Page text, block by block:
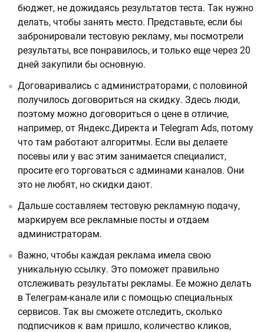
бюджет, не дожидаясь результатов теста. Так нужно
делать, чтобы занять место. Представьте, если бы
забронировали тестовую рекламу, мы посмотрели
результаты, все понравилось, и только еще через 20
дней закупили бы основную.
Договаривались с администраторами, с половиной
получилось договориться на скидку. Здесь люди,
поэтому можно договориться о цене в отличие,
например, от Яндекс.Директа и Telegram Ads, потому
что там работают алгоритмы. Если вы делаете
посевы или у вас этим занимается специалист,
просите его торговаться с админами каналов. Они
это не любят, но скидки дают.
Дальше составляем тестовую рекламную подачу,
маркируем все рекламные посты и отдаем
администраторам.
Важно, чтобы каждая реклама имела свою
уникальную ссылку. Это поможет правильно
отслеживать результаты рекламы. Ее можно делать
в Телеграм-канале или с помощью специальных
сервисов. Так вы сможете отследить, сколько
подписчиков к вам пришло, количество кликов,